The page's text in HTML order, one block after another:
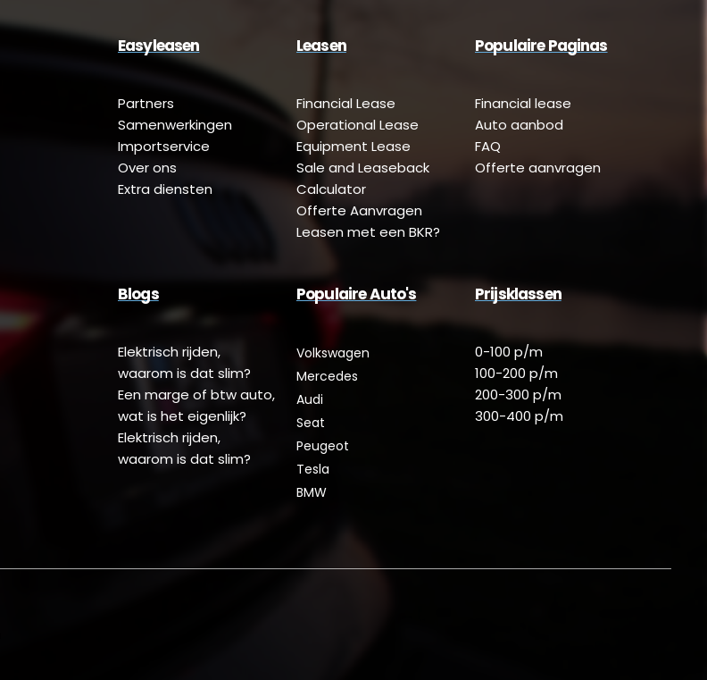
Easyleasen
Partners
Samenwerkingen
Importservice
Over ons
Extra diensten
Leasen
Financial Lease
Operational Lease
Equipment Lease
Sale and Leaseback
Calculator
Offerte Aanvragen
Leasen met een BKR?
Populaire Paginas
Financial lease
Auto aanbod
FAQ
Offerte aanvragen
Blogs
Elektrisch rijden,
waarom is dat slim?
Een marge of btw auto,
wat is het eigenlijk?
Elektrisch rijden,
waarom is dat slim?
Populaire Auto's
Volkswagen
Mercedes
Audi
Seat
Peugeot
Tesla
BMW
Prijsklassen
0-100 p/m
100-200 p/m
200-300 p/m
300-400 p/m